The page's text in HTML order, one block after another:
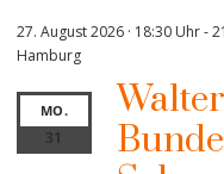
27. August 2026 · 18:30 Uhr-
Hamburg
MO.
31